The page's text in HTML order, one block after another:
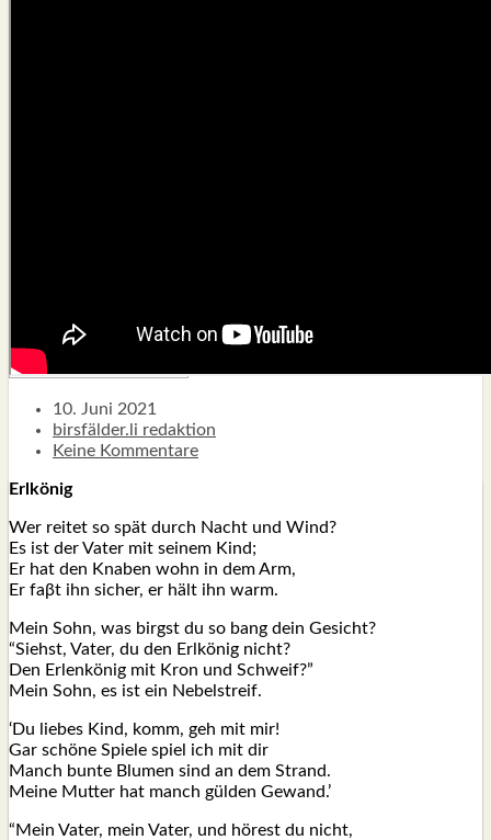
10. Juni 2021
birsfälder.li redaktion
Keine Kommentare
Erlkönig
Wer rei­tet so spät durch Nacht und Wind?
Es ist der Vater mit sei­nem Kind;
Er hat den Kna­ben wohn in dem Arm,
Er faβt ihn sicher, er hält ihn warm.
Mein Sohn, was birgst du so bang dein Gesicht?
“Siehst, Vater, du den Erlkönig nicht?
Den Erlenkönig mit Kron und Schweif?”
Mein Sohn, es ist ein Nebel­streif.
‘Du lie­bes Kind, komm, geh mit mir!
Gar schöne Spie­le spiel ich mit dir
Manch bun­te Blu­men sind an dem Strand.
Mei­ne Mut­ter hat manch gülden Gewand.’
“Mein Vater, mein Vater, und hörest du nicht,